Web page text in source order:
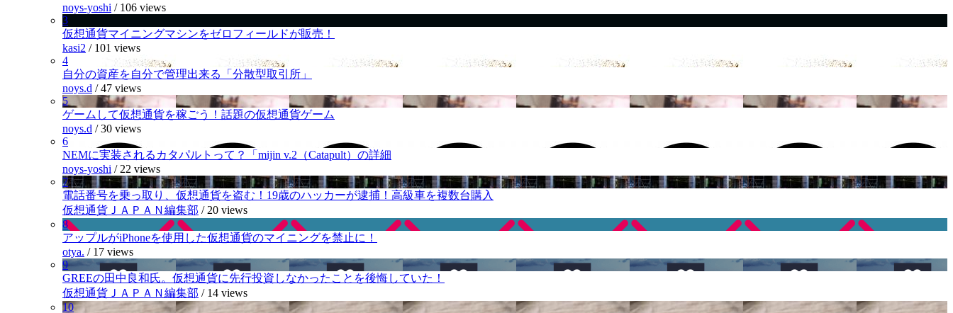
noys-yoshi / 106 views
3
仮想通貨マイニングマシンをゼロフィールドが販売！
kasi2 / 101 views
4
自分の資産を自分で管理出来る「分散型取引所」
noys.d /47 views
5
ゲームして仮想通貨を稼ごう！話題の仮想通貨ゲーム
noys.d /30 views
6
NEMに実装されるカタパルトって？「mijin v.2（Catapult）の詳細
noys-yoshi / 22 views
7
電話番号を乗っ取り、仮想通貨を盗む！19歳のハッカーが逮捕！高級車を複数台購入
仮想通貨ＪＡＰＡＮ編集部 / 20 views
8
アップルがiPhoneを使用した仮想通貨のマイニングを禁止に！
otya. / 17 views
9
GREEの田中良和氏。仮想通貨に先行投資しなかったことを後悔していた！
仮想通貨ＪＡＰＡＮ編集部 / 14 views
10